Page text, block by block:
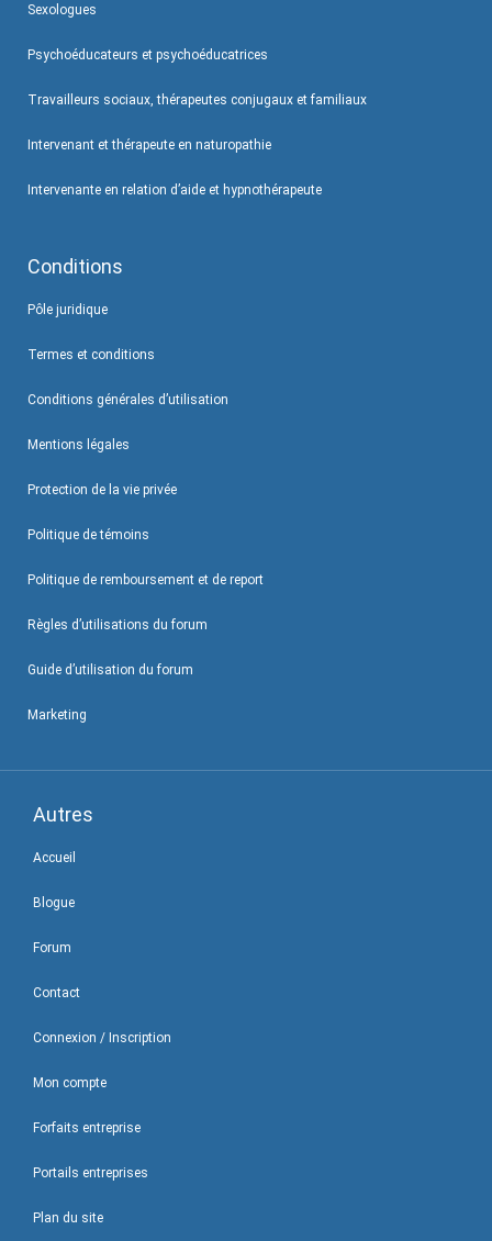
Sexologues
Psychoéducateurs et psychoéducatrices
Travailleurs sociaux, thérapeutes conjugaux et familiaux
Intervenant et thérapeute en naturopathie
Intervenante en relation d’aide et hypnothérapeute
Conditions
Pôle juridique
Termes et conditions
Conditions générales d’utilisation
Mentions légales
Protection de la vie privée
Politique de témoins
Politique de remboursement et de report
Règles d’utilisations du forum
Guide d’utilisation du forum
Marketing
Autres
Accueil
Blogue
Forum
Contact
Connexion / Inscription
Mon compte
Forfaits entreprise
Portails entreprises
Plan du site